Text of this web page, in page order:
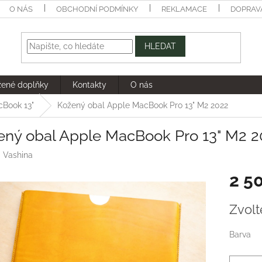
O NÁS OBCHODNÍ PODMÍNKY REKLAMACE
HLEDAT
doplňky Kontakty O nás
13" Kožený obal Apple MacBook Pro 13" M2 2022
obal Apple MacBook Pro 13" M2
Vashina
2
cena:
Barva